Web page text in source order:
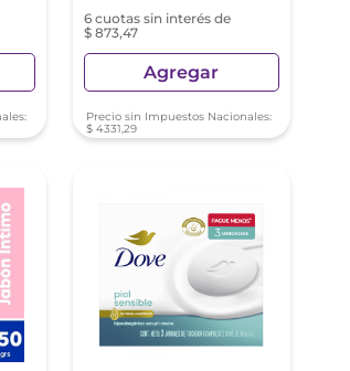
6 cuotas sin interés de
$ 873,47
Agregar
Precio sin Impuestos Nacionales:
$ 4331,29